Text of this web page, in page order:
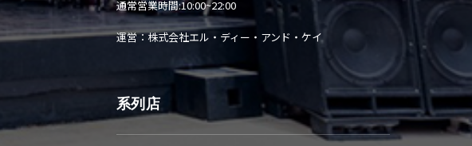
通常営業時間:10:00~22:00
運営：株式会社エル・ディー・アンド・ケイ
系列店